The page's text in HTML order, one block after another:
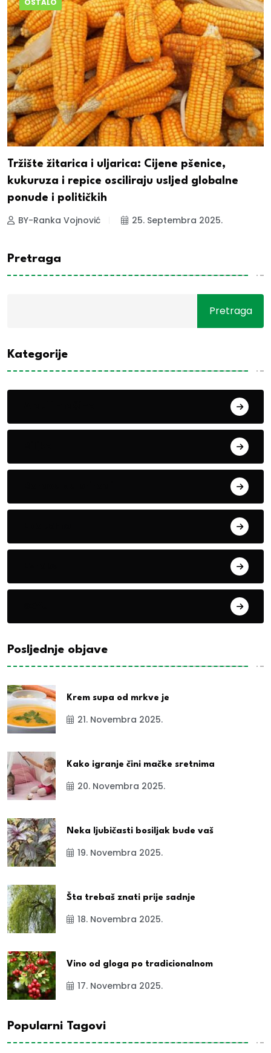
OSTALO
Tržište žitarica i uljarica: Cijene pšenice,
kukuruza i repice osciliraju usljed globalne
ponude i političkih
BY-Ranka Vojnović 25. Septembra 2025.
Pretraga
Pretraga
Kategorije
Posljednje objave
Krem supa od mrkve je
21. Novembra 2025.
Kako igranje čini mačke sretnima
20. Novembra 2025.
Neka ljubičasti bosiljak bude vaš
19. Novembra 2025.
Šta trebaš znati prije sadnje
18. Novembra 2025.
Vino od gloga po tradicionalnom
17. Novembra 2025.
Popularni Tagovi